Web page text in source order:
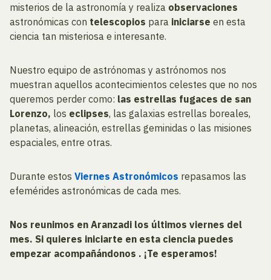
misterios de la astronomía y realiza observaciones
astronómicas con telescopios para iniciarse en esta
ciencia tan misteriosa e interesante.
Nuestro equipo de astrónomas y astrónomos nos
muestran aquellos acontecimientos celestes que no nos
queremos perder como: las estrellas fugaces de san
Lorenzo, los eclipses, las galaxias estrellas boreales,
planetas, alineación, estrellas geminidas o las misiones
espaciales, entre otras.
Durante estos Viernes Astronómicos repasamos las
efemérides astronómicas de cada mes.
Nos reunimos en Aranzadi los últimos viernes del
mes. Si quieres iniciarte en esta ciencia puedes
empezar acompañándonos . ¡Te esperamos!